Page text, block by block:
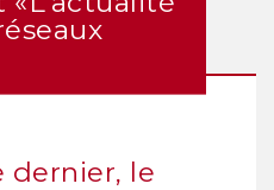
dernier, le